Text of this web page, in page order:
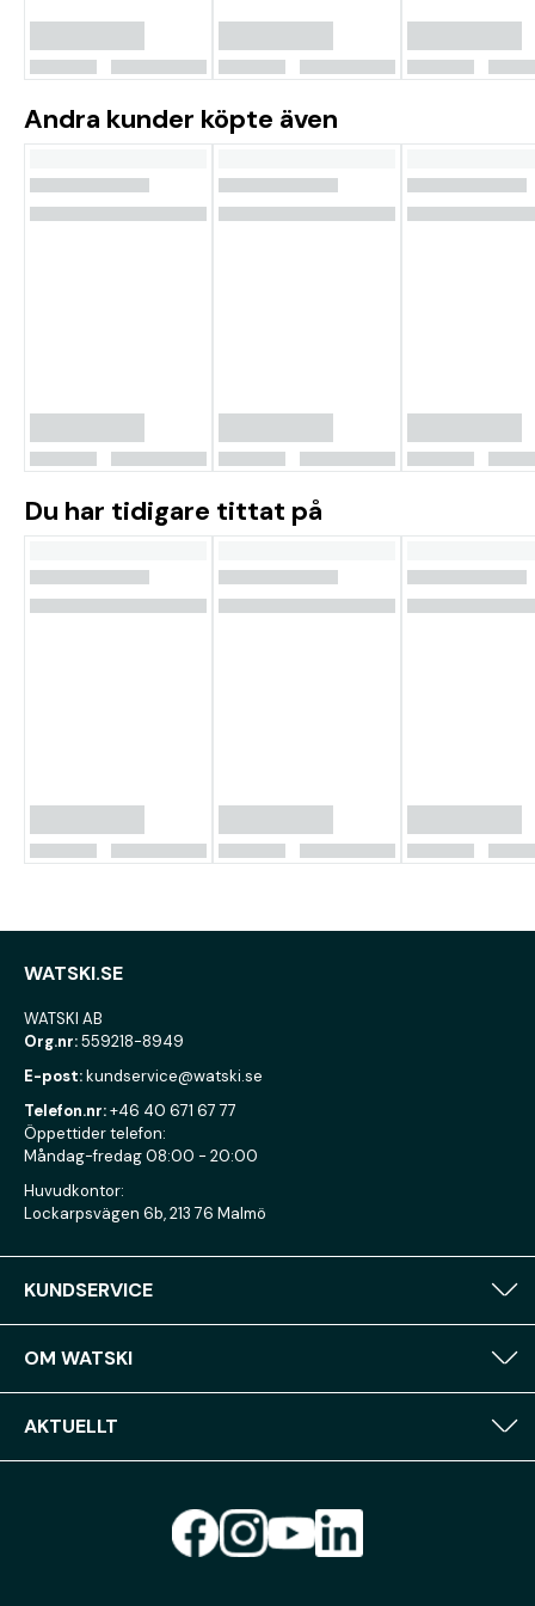
Andra kunder köpte även
Du har tidigare tittat på
WATSKI.SE
WATSKI AB
Org.nr:559218-8949
E-post:kundservice@watski.se
Telefon.nr:+46 40 671 67 77
Öppettider telefon:
Måndag-fredag 08:00 - 20:00
Huvudkontor:
Lockarpsvägen 6b, 213 76 Malmö
KUNDSERVICE
OM WATSKI
AKTUELLT